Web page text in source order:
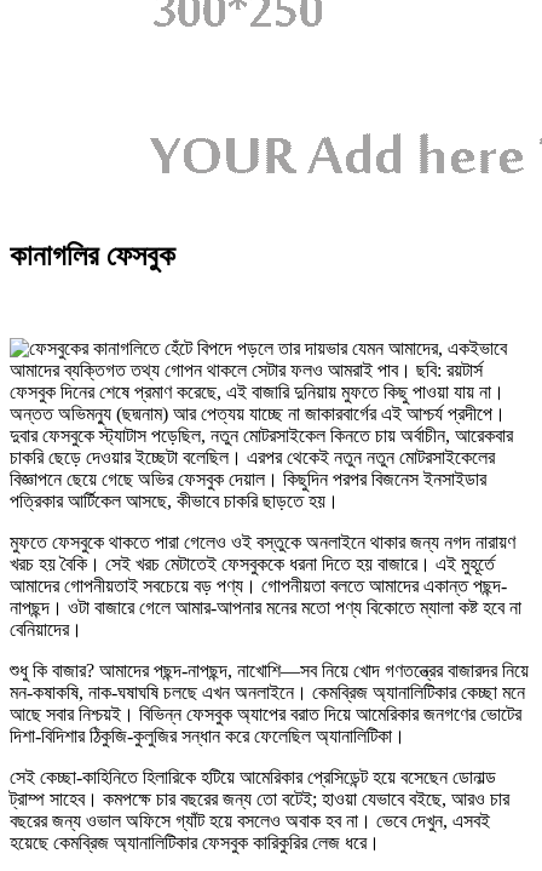
কানাগলির ফেসবুক
ফেসবুক দিনের শেষে প্রমাণ করেছে, এই বাজারি দুনিয়ায় মুফতে কিছু পাওয়া যায় না।
অন্তত অভিমন্যু (ছদ্মনাম) আর পেত্যয় যাচ্ছে না জাকারবার্গের এই আশ্চর্য প্রদীপে।
দুবার ফেসবুকে স্ট্যাটাস পড়েছিল, নতুন মোটরসাইকেল কিনতে চায় অর্বাচীন, আরেকবার
চাকরি ছেড়ে দেওয়ার ইচ্ছেটা বলেছিল। এরপর থেকেই নতুন নতুন মোটরসাইকেলের
বিজ্ঞাপনে ছেয়ে গেছে অভির ফেসবুক দেয়াল। কিছুদিন পরপর বিজনেস ইনসাইডার
পত্রিকার আর্টিকেল আসছে, কীভাবে চাকরি ছাড়তে হয়।
মুফতে ফেসবুকে থাকতে পারা গেলেও ওই বস্তুকে অনলাইনে থাকার জন্য নগদ নারায়ণ
খরচ হয় বৈকি। সেই খরচ মেটাতেই ফেসবুককে ধরনা দিতে হয় বাজারে। এই মুহূর্তে
আমাদের গোপনীয়তাই সবচেয়ে বড় পণ্য। গোপনীয়তা বলতে আমাদের একান্ত পছন্দ-
নাপছন্দ। ওটা বাজারে গেলে আমার-আপনার মনের মতো পণ্য বিকোতে ম্যালা কষ্ট হবে না
বেনিয়াদের।
শুধু কি বাজার? আমাদের পছন্দ-নাপছন্দ, নাখোশি—সব নিয়ে খোদ গণতন্ত্রের বাজারদর নিয়ে
মন-কষাকষি, নাক-ঘষাঘষি চলছে এখন অনলাইনে। কেমব্রিজ অ্যানালিটিকার কেচ্ছা মনে
আছে সবার নিশ্চয়ই। বিভিন্ন ফেসবুক অ্যাপের বরাত দিয়ে আমেরিকার জনগণের ভোটের
দিশা-বিদিশার ঠিকুজি-কুলুজির সন্ধান করে ফেলেছিল অ্যানালিটিকা।
সেই কেচ্ছা-কাহিনিতে হিলারিকে হটিয়ে আমেরিকার প্রেসিডেন্ট হয়ে বসেছেন ডোনাল্ড
ট্রাম্প সাহেব। কমপক্ষে চার বছরের জন্য তো বটেই; হাওয়া যেভাবে বইছে, আরও চার
বছরের জন্য ওভাল অফিসে গ্যাঁট হয়ে বসলেও অবাক হব না। ভেবে দেখুন, এসবই
হয়েছে কেমব্রিজ অ্যানালিটিকার ফেসবুক কারিকুরির লেজ ধরে।